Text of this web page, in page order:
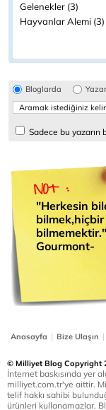
Gelenekler (3)
Hayvanlar Alemi (3)
Bloglarda
Sadece bu yazarın
"Herkesin
bilmek,hiçbir
Gourmont-
Anasayfa | Bize Ulaşın |
© Milliyet Blog Copyright
İnternet baskısında yer
milliyet.com.tr'ye aittir.
telif hakkı sahibi
ürünleri kullanamazlar.